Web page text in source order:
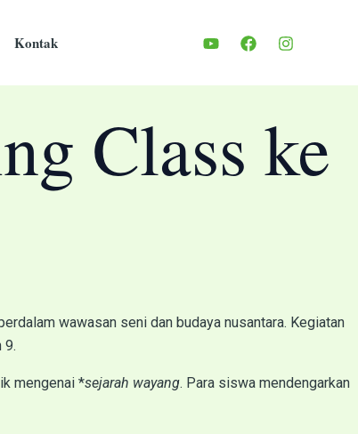
Kontak
Class ke
wawasan seni dan budaya nusantara. Kegiatan
9.
mengenai *sejarah wayang. Para siswa mendengarkan